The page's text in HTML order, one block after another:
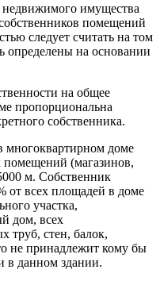
имущества
помещений
следует считать на том
определены на основании
на общее
пропорциональна
собственника.
многоквартирном доме
помещений (магазинов,
м. Собственник
от всех площадей в доме
участка,
дом, всех
труб, стен, балок,
не принадлежит кому бы
в данном здании.